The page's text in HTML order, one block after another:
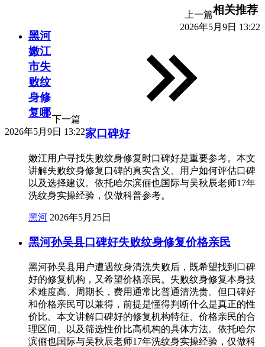
上一篇
2026年5月9日 13:22
下一篇
2026年5月9日 13:22
相关推荐
黑河
嫩江
市失
败纹
身修
复哪
家口碑好
嫩江用户寻找失败纹身修复时口碑好是重要参考。本文
讲解失败纹身修复口碑的真实含义、用户如何评估口碑
以及选择建议。依托哈尔滨俪也国际与吴秋辰老师17年
洗纹身实操经验，仅做科普参考。
黑河 2026年5月25日
黑河孙吴县口碑好失败纹身修复价格亲民
黑河孙吴县用户遭遇纹身清洗失败后，既希望找到口碑
好的修复机构，又希望价格亲民。失败纹身修复本身技
术难度高、周期长，费用通常比普通清洗贵。但口碑好
和价格亲民可以兼得，前提是懂得判断什么是真正的性
价比。本文讲解口碑好的修复机构特征、价格亲民的合
理区间、以及筛选性价比高机构的具体方法。依托哈尔
滨俪也国际与吴秋辰老师17年洗纹身实操经验，仅做科